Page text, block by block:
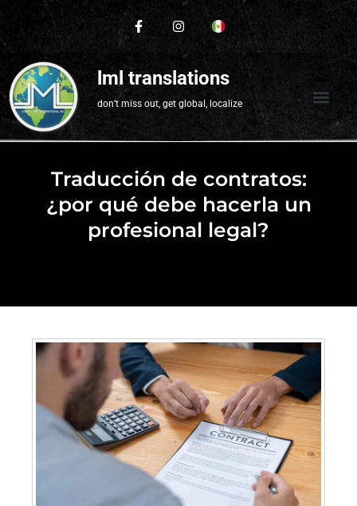
lml translations
don’t miss out, get global, localize
Traducción de contratos:
¿por qué debe hacerla un
profesional legal?